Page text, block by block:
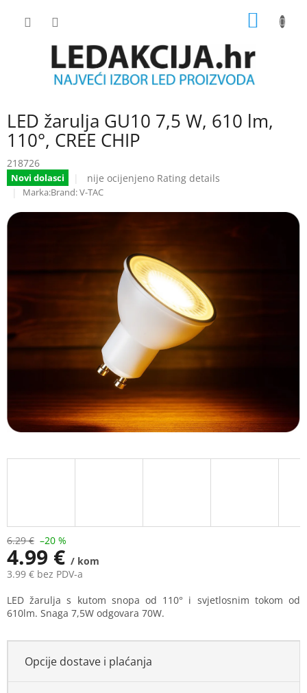
LED žarulja GU10 7,5 W, 610 lm,
110°, CREE CHIP
218726
Novi dolasci
The
average
rating
of
stars.
nije ocijenjeno Rating details
Brand:V-TAC
6.29 € –20 %
4.99 € / kom
3.99 € bez PDV-a
Measure
price:
LED žarulja s kutom snopa od 110° i svjetlosnim tokom od
610lm. Snaga 7,5W odgovara 70W.
Opcije dostave i plaćanja